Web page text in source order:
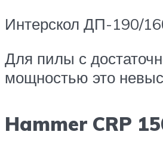
Интерскол ДП-190/
Для пилы с
мощностью это
Hammer CRP